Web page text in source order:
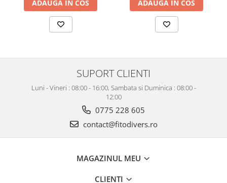
ADAUGA IN COS ADAUGA IN COS
SUPORT CLIENTI
Luni - Vineri : 08:00 - 16:00, Sambata si Duminica : 08:00 -
12:00
0775 228 605
contact@fitodivers.ro
MAGAZINUL MEU
CLIENTI